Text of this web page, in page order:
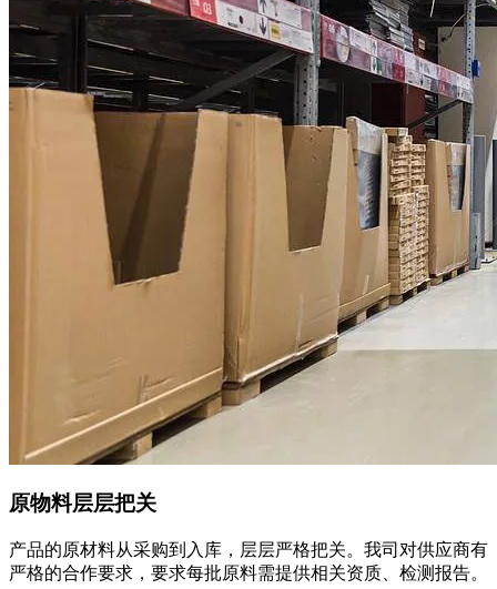
原物料层层把关
产品的原材料从采购到入库，层层严格把关。我司对供应商有
严格的合作要求，要求每批原料需提供相关资质、检测报告。